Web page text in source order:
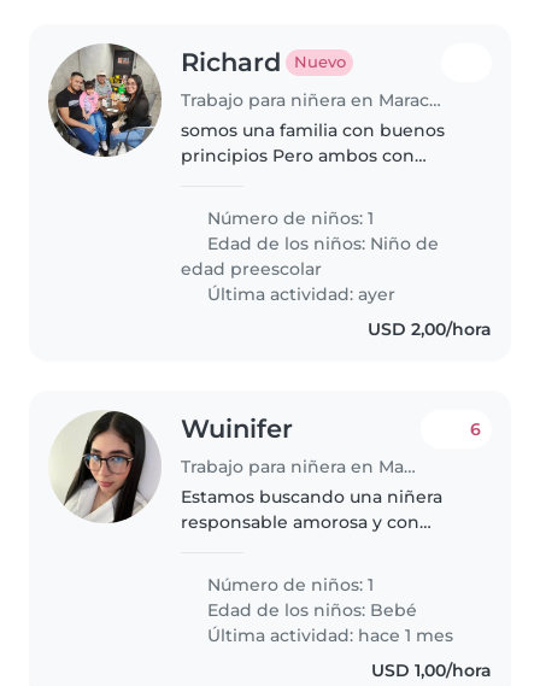
Richard Nuevo
Trabajo para niñera en Maracay
somos una familia con buenos
principios Pero ambos con
inteligente y habladora
Número de niños: 1
Edad de los niños: Niño de
edad preescolar
Última actividad: ayer
USD 2,00/hora
Wuinifer
Trabajo para niñera en Maracay
6
Estamos buscando una niñera
responsable amorosa y con
ajustados al hablar con la niñera
Número de niños: 1
Edad de los niños: Bebé
Última actividad: hace 1 mes
USD 1,00/hora